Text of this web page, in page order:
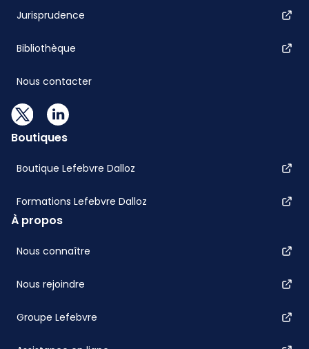
Jurisprudence
Bibliothèque
Nous contacter
Boutiques
Boutique Lefebvre Dalloz
Formations Lefebvre Dalloz
À propos
Nous connaître
Nous rejoindre
Groupe Lefebvre